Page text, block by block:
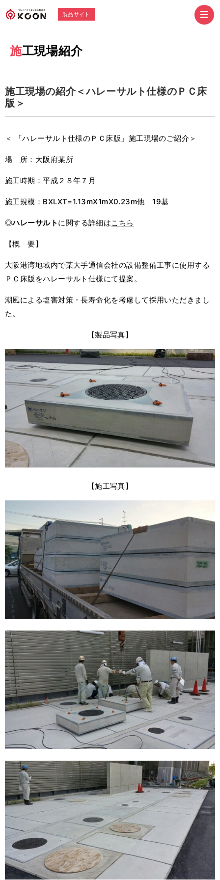
製品サイト
施工現場紹介
施工現場の紹介＜ハレーサルト仕様のＰＣ床
版＞
＜ 「ハレーサルト仕様のＰＣ床版」施工現場のご紹介＞
場 所：大阪府某所
施工時期：平成２８年７月
施工規模：BXLXT=1.13mX1mX0.23m他 19基
◎ハレーサルト に関する詳細はこちら
【概 要】
大阪港湾地域内で某大手通信会社の設備整備工事に使用する
ＰＣ床版をハレーサルト仕様にて提案。
潮風による塩害対策・長寿命化を考慮して採用いただきまし
た。
【製品写真】
【施工写真】